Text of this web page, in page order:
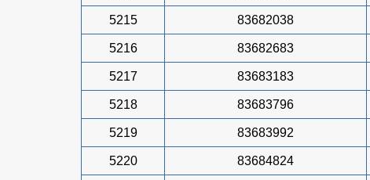
5215 83682038
5216 83682683
5217 83683183
5218 83683796
5219 83683992
5220 83684824